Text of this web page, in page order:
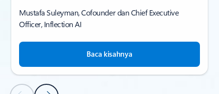
Mustafa Suleyman, Cofounder dan Chief Executive
Officer, Inflection AI
Baca kisahnya